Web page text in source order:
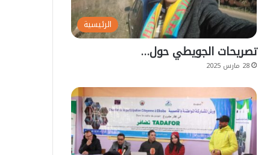
الرئيسية
تصريحات الجويطي حول…
28 مارس 2025